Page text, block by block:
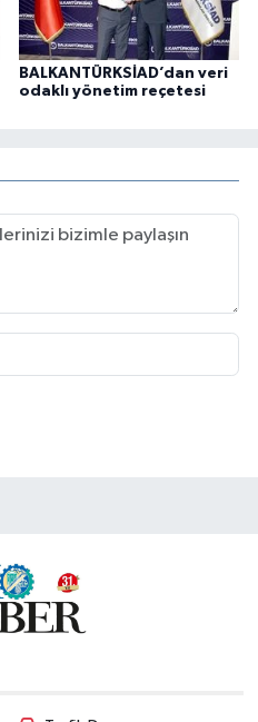
BALKANTÜRKSİAD’dan veri
odaklı yönetim reçetesi